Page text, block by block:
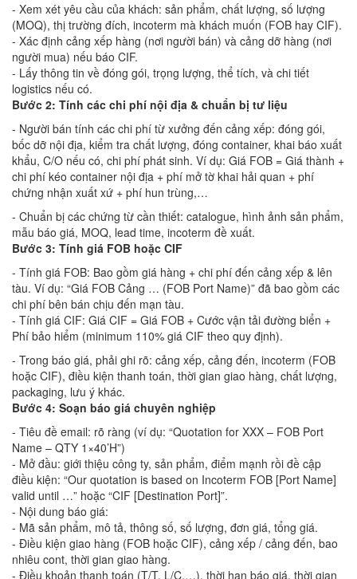
- Xem xét yêu cầu của khách: sản phẩm, chất lượng, số lượng
(MOQ), thị trường đích, incoterm mà khách muốn (FOB hay CIF).
- Xác định cảng xếp hàng (nơi người bán) và cảng dỡ hàng (nơi
người mua) nếu báo CIF.
- Lấy thông tin về đóng gói, trọng lượng, thể tích, và chi tiết
logistics nếu có.
Bước 2: Tính các chi phí nội địa & chuẩn bị tư liệu
- Người bán tính các chi phí từ xưởng đến cảng xếp: đóng gói,
bốc dỡ nội địa, kiểm tra chất lượng, đóng container, khai báo xuất
khẩu, C/O nếu có, chi phí phát sinh. Ví dụ: Giá FOB = Giá thành +
chi phí kéo container nội địa + phí mở tờ khai hải quan + phí
chứng nhận xuất xứ + phí hun trùng,…
- Chuẩn bị các chứng từ cần thiết: catalogue, hình ảnh sản phẩm,
mẫu báo giá, MOQ, lead time, incoterm đề xuất.
Bước 3: Tính giá FOB hoặc CIF
- Tính giá FOB: Bao gồm giá hàng + chi phí đến cảng xếp & lên
tàu. Ví dụ: “Giá FOB Cảng … (FOB Port Name)” đã bao gồm các
chi phí bên bán chịu đến mạn tàu.
- Tính giá CIF: Giá CIF = Giá FOB + Cước vận tải đường biển +
Phí bảo hiểm (minimum 110% giá CIF theo quy định).
- Trong báo giá, phải ghi rõ: cảng xếp, cảng đến, incoterm (FOB
hoặc CIF), điều kiện thanh toán, thời gian giao hàng, chất lượng,
packaging, lưu ý khác.
Bước 4: Soạn báo giá chuyên nghiệp
- Tiêu đề email: rõ ràng (ví dụ: “Quotation for XXX – FOB Port
Name – QTY 1×40’H”)
- Mở đầu: giới thiệu công ty, sản phẩm, điểm mạnh rồi đề cập
điều kiện: “Our quotation is based on Incoterm FOB [Port Name]
valid until …” hoặc “CIF [Destination Port]”.
- Nội dung báo giá:
- Mã sản phẩm, mô tả, thông số, số lượng, đơn giá, tổng giá.
- Điều kiện giao hàng (FOB hoặc CIF), cảng xếp / cảng đến, bao
nhiêu cont, thời gian giao hàng.
- Điều khoản thanh toán (T/T, L/C,…), thời hạn báo giá, thời gian